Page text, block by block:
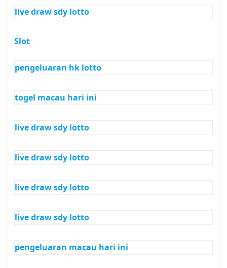
live draw sdy lotto
Slot
pengeluaran hk lotto
togel macau hari ini
live draw sdy lotto
live draw sdy lotto
live draw sdy lotto
live draw sdy lotto
pengeluaran macau hari ini